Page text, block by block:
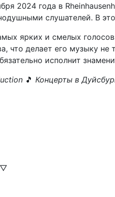
2024 года в
слушателей. В
ярких и смелых
что делает его музыку не
исполнит
🎵 Концерты в
▽